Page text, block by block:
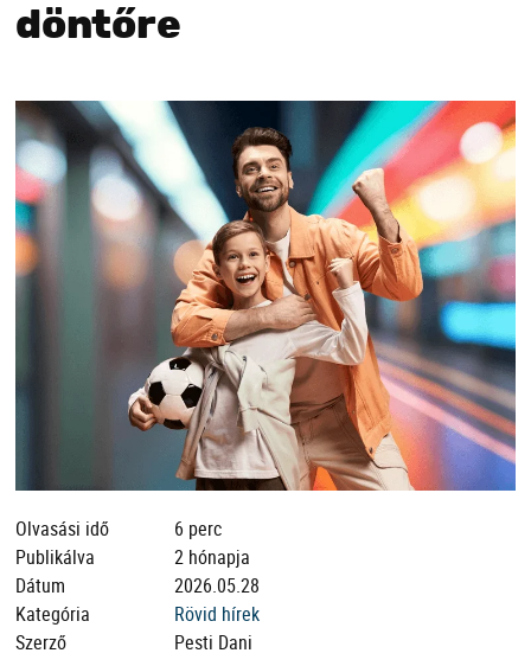
döntőre
Olvasási idő
6 perc
Publikálva
2 hónapja
Dátum
2026.05.28
Kategória
Rövid hírek
Szerző
Pesti Dani